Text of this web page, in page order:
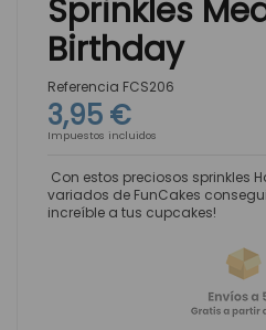
Sprinkles
Birthday
Referencia FCS206
3,95 €
Impuestos incluidos
Con estos preciosos sprinkles
variados de FunCakes
increíble a tus cupcakes!